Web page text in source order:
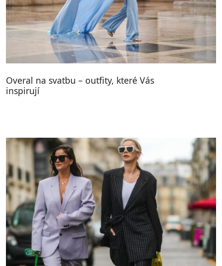
Overal na svatbu – outfity, které Vás
inspirují